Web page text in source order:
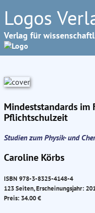
Logos
Verlag für
Mindeststandards im
Pflichtschulzeit
Studien zum Physik- und
Caroline Körbs
ISBN 978-3-8325-4148-4
123 Seiten, Erscheinungsjahr:
Preis: 34.00 €